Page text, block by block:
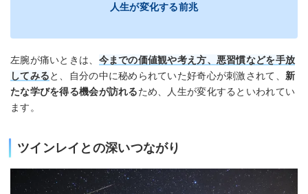
人生が変化する前兆
左腕が痛いときは、 今までの価値観や考え方、悪習慣などを手放
してみると、自分の中に秘められていた好奇心が刺激されて、 新
たな学びを得る機会が訪れるため、人生が変化するといわれてい
ます。
ツインレイとの深いつながり